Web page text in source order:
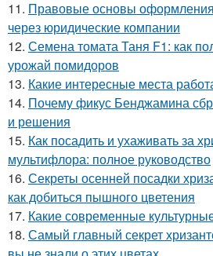
11. Правовые основы
через юридические компании
12. Семена томата Таня F1: как
урожай помидоров
13. Какие интересные места
14. Почему фикус Бенджамина
и решения
15. Как посадить и ухаживать за
мультифлора: полное руководство
16. Секреты осенней посадки
как добиться пышного цветения
17. Какие современные
18. Самый главный секрет